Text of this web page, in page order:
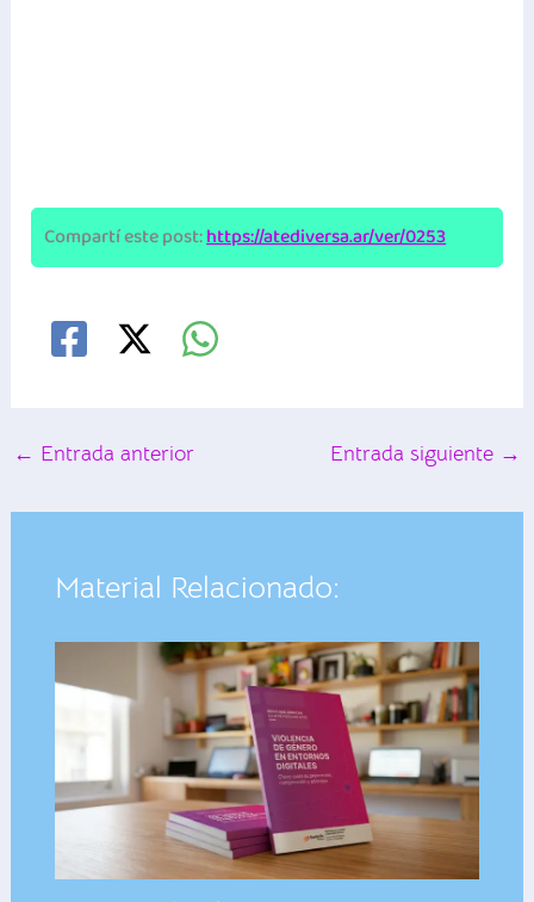
Compartí este post:https://atediversa.ar/ver/0253
← Entrada anterior Entrada siguiente →
Material Relacionado: